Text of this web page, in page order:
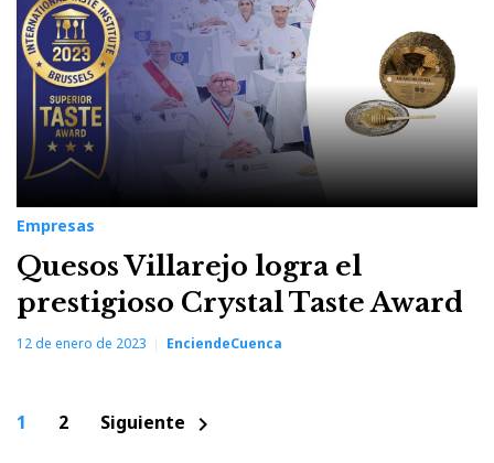
Empresas
Quesos Villarejo logra el
prestigioso Crystal Taste Award
12 de enero de 2023 EnciendeCuenca
Paginación
1 2 Siguiente chevron_right